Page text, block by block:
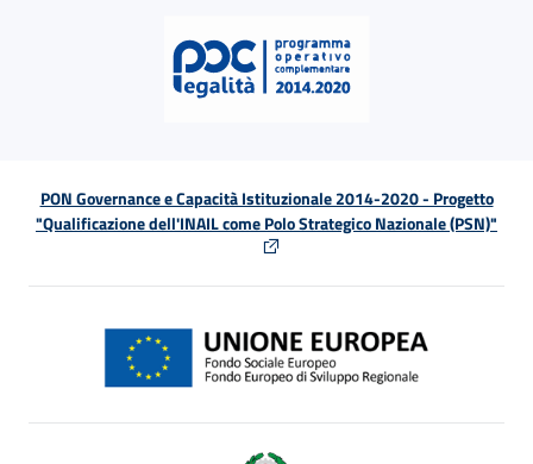
PON Governance e Capacità Istituzionale 2014-2020 - Progetto
"Qualificazione dell'INAIL come Polo Strategico Nazionale (PSN)"